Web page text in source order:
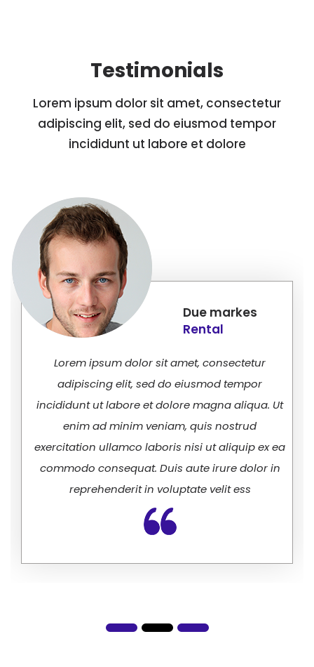
Testimonials
Lorem ipsum dolor sit amet, consectetur
adipiscing elit, sed do eiusmod tempor
incididunt ut labore et dolore
Due markes
Rental
Lorem ipsum dolor sit amet, consectetur
adipiscing elit, sed do eiusmod tempor
incididunt ut labore et dolore magna aliqua. Ut
enim ad minim veniam, quis nostrud
exercitation ullamco laboris nisi ut aliquip ex ea
commodo consequat. Duis aute irure dolor in
reprehenderit in voluptate velit ess